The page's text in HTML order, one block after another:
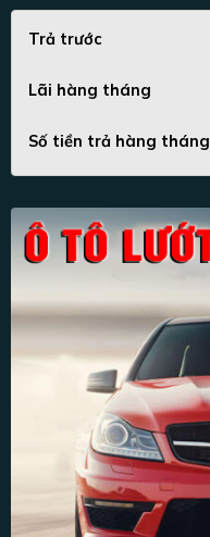
Trả trước
Lãi hàng tháng
Số tiền trả hàng tháng